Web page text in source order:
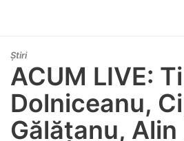
Știri
ACUM LIVE:
Dolniceanu,
Gălățanu, Alin